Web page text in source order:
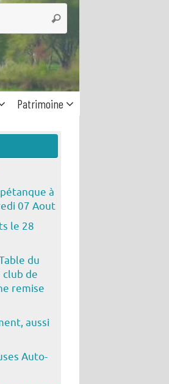
Rechercher
Patrimoine
à
07 Aout
le 28
du
de
remise
aussi
Auto-